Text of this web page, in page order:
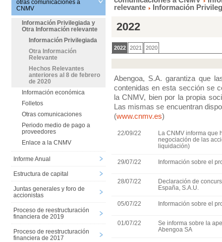
otras comunicaciones a
CNMV
Información Privilegiada y
Otra Información relevante
Información Privilegiada
Otra Información
Relevante
Hechos Relevantes
anteriores al 8 de febrero
de 2020
Información económica
Folletos
Otras comunicaciones
Periodo medio de pago a
proveedores
Enlace a la CNMV
Informe Anual
Estructura de capital
Juntas generales y foro de
accionistas
Proceso de reestructuración
financiera de 2019
Proceso de reestructuración
financiera de 2017
relevante
Información
2022
2022 2021 2020
Abengoa, S.A. garantiza que
contenidas en esta sección se
la CNMV, bien por la propia
Las mismas se encuentran
(www.cnmv.es)
22/09/22
La CNMV informa que
negociación de las
liquidación)
29/07/22 Información sobre el
28/07/22
Declaración de
España, S.A.U.
05/07/22 Información sobre el
01/07/22
Se informa sobre la
Abengoa SA